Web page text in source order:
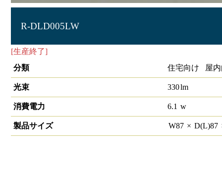
R-DLD005LW
[生産終了]
分類
住宅向け 屋
光束 330lm
消費電力 6.1 w
製品サイズ W87 × D(L)87